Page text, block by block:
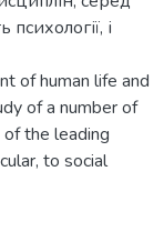
і
of human life and
of a number of
of the leading
to social